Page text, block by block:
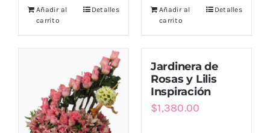
Añadir al
carrito
Detalles
Añadir al
carrito
Detalles
Jardinera de
Rosas y Lilis
Inspiración
$1,380.00